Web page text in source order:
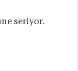
seriyor.